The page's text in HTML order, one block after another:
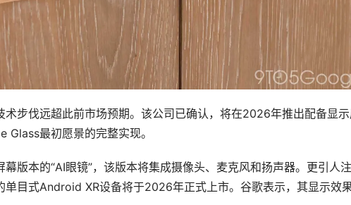
步伐远超此前市场预期。该公司已确认，将在2026年推出配备显
Glass最初愿景的完整实现。
版本的“AI眼镜”，该版本将集成摄像头、麦克风和扬声器。更引人
单目式Android XR设备将于2026年正式上市。谷歌表示，其显示效